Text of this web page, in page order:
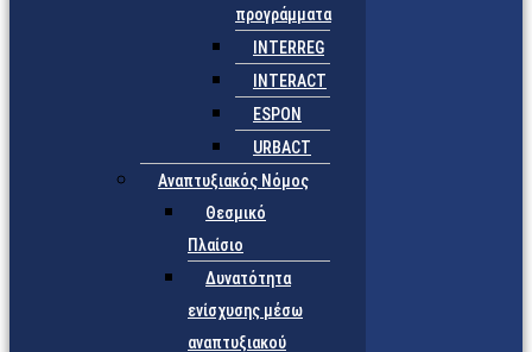
προγράμματα
INTERREG
INTERACT
ESPON
URBACT
Αναπτυξιακός Νόμος
Θεσμικό
Πλαίσιο
Δυνατότητα
ενίσχυσης μέσω
αναπτυξιακού